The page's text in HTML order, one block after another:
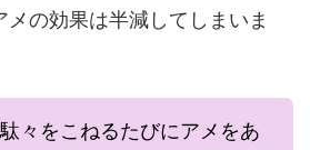
の効果は半減してしまいま
々をこねるたびにアメをあ